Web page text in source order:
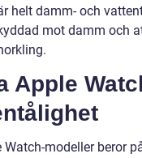
helt damm- och
mot damm och
Apple
modeller beror